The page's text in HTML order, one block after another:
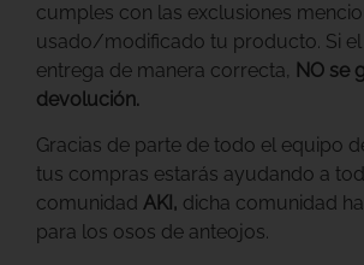
cumples con las exclusiones
usado/modificado tu producto. Si
entrega de manera correcta, NO se
devolución.
Gracias de parte de todo el equipo
tus compras estarás ayudando a
comunidad AKI, dicha comunidad
para los osos de anteojos.